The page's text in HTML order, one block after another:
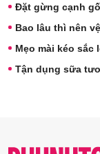
Đặt gừng cạnh
Bao lâu thì nên
Mẹo mài kéo sắc
Tận dụng sữa